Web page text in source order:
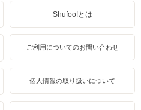
Shufoo!とは
ご利用についてのお問い合わせ
個人情報の取り扱いについて